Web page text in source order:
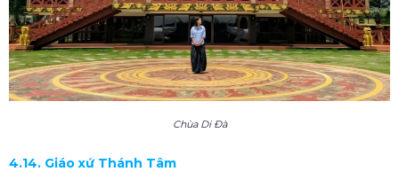
Chùa Di Đà
4.14. Giáo xứ Thánh Tâm